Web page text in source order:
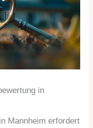
in
Mannheim erfordert